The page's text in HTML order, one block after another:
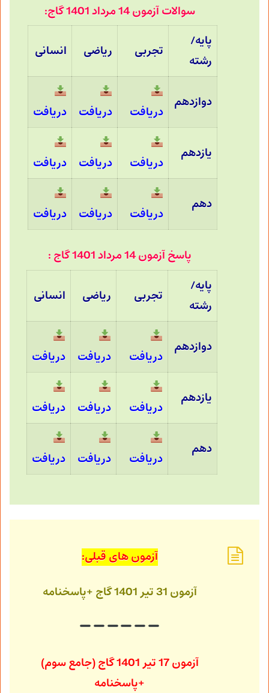
سوالات آزمون 14 مرداد 1401 گاج:
پایه/
رشته
تجربی ریاضی انسانی
دوازدهم
دریافت دریافت دریافت
یازدهم
دریافت دریافت دریافت
دهم
دریافت دریافت دریافت
پاسخ آزمون 14 مرداد 1401 گاج :
پایه/
رشته
تجربی ریاضی انسانی
دوازدهم
دریافت دریافت دریافت
یازدهم
دریافت دریافت دریافت
دهم
دریافت دریافت دریافت
آزمون های قبلی:
آزمون 31 تیر 1401 گاج +پاسخنامه
آزمون 17 تیر 1401 گاج (جامع سوم)
+پاسخنامه